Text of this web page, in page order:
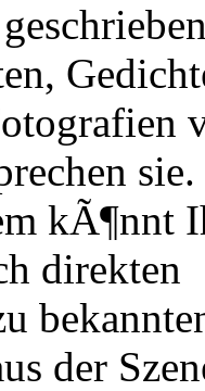
sie.
kÃ¶nnt
direkten
der